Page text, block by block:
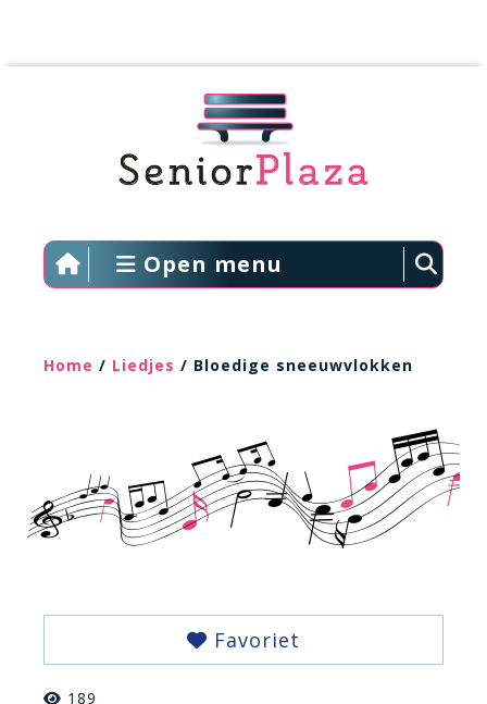
Open menu
Home / Liedjes / Bloedige sneeuwvlokken
Favoriet
189